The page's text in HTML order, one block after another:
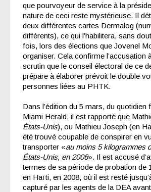
que pourvoyeur de service à la
nature de ceci reste mystérieuse. Il
deux différentes cartes Dermalog
différents), ce qui l’habilitera, sans
fois, lors des élections que Jovenel
organiser. Cela confirme l’accusation
scrutin que le conseil électoral de ce
prépare à élaborer prévoit le double
personnes liées au PHTK.
Dans l’édition du 5 mars, du quotidien
Miami Herald, il est rapporté que
États-Unis), ou Mathieu Joseph (en
été trouvé coupable de conspirer en
transporter «au moins 5 kilogrammes
États-Unis, en 2006». Il est accusé
termes de sa période de probation de
en Haïti, en 2008, où il est resté
capturé par les agents de la DEA avant